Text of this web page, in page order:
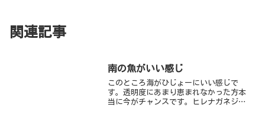
関連記事
南の魚がいい感じ
このところ海がひじょーにいい感じで
す。透明度にあまり恵まれなかった方本
当に今がチャンスです。ヒレナガネジリ